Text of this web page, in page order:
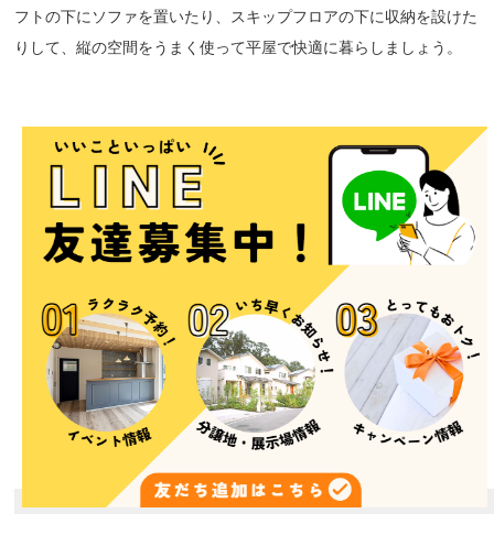
フトの下にソファを置いたり、スキップフロアの下に収納を設けた
りして、縦の空間をうまく使って平屋で快適に暮らしましょう。